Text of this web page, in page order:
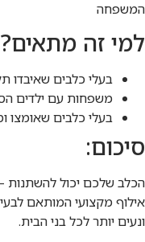
המשפחה
למי זה מתאים?
בעלי כלבים שאיבדו
משפחות עם ילדים
בעלי כלבים שאומצו
סיכום:
הכלב שלכם יכול להשתנות
אילוף מקצועי המותאם
ונעים יותר לכל בני הבית.